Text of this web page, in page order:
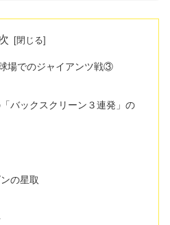
場でのジャイアンツ戦③
バックスクリーン３連発」の
の星取